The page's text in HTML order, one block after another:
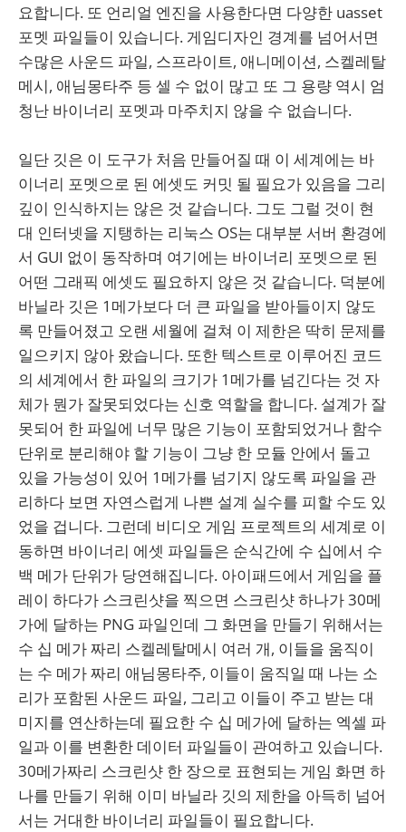
요합니다. 또 언리얼 엔진을 사용한다면 다양한 uasset
포멧 파일들이 있습니다. 게임디자인 경계를 넘어서면
수많은 사운드 파일, 스프라이트, 애니메이션, 스켈레탈
메시, 애님몽타주 등 셀 수 없이 많고 또 그 용량 역시 엄
청난 바이너리 포멧과 마주치지 않을 수 없습니다.
일단 깃은 이 도구가 처음 만들어질 때 이 세계에는 바
이너리 포멧으로 된 에셋도 커밋 될 필요가 있음을 그리
깊이 인식하지는 않은 것 같습니다. 그도 그럴 것이 현
대 인터넷을 지탱하는 리눅스 OS는 대부분 서버 환경에
서 GUI 없이 동작하며 여기에는 바이너리 포멧으로 된
어떤 그래픽 에셋도 필요하지 않은 것 같습니다. 덕분에
바닐라 깃은 1메가보다 더 큰 파일을 받아들이지 않도
록 만들어졌고 오랜 세월에 걸쳐 이 제한은 딱히 문제를
일으키지 않아 왔습니다. 또한 텍스트로 이루어진 코드
의 세계에서 한 파일의 크기가 1메가를 넘긴다는 것 자
체가 뭔가 잘못되었다는 신호 역할을 합니다. 설계가 잘
못되어 한 파일에 너무 많은 기능이 포함되었거나 함수
단위로 분리해야 할 기능이 그냥 한 모듈 안에서 돌고
있을 가능성이 있어 1메가를 넘기지 않도록 파일을 관
리하다 보면 자연스럽게 나쁜 설계 실수를 피할 수도 있
었을 겁니다. 그런데 비디오 게임 프로젝트의 세계로 이
동하면 바이너리 에셋 파일들은 순식간에 수 십에서 수
백 메가 단위가 당연해집니다. 아이패드에서 게임을 플
레이 하다가 스크린샷을 찍으면 스크린샷 하나가 30메
가에 달하는 PNG 파일인데 그 화면을 만들기 위해서는
수 십 메가 짜리 스켈레탈메시 여러 개, 이들을 움직이
는 수 메가 짜리 애님몽타주, 이들이 움직일 때 나는 소
리가 포함된 사운드 파일, 그리고 이들이 주고 받는 대
미지를 연산하는데 필요한 수 십 메가에 달하는 엑셀 파
일과 이를 변환한 데이터 파일들이 관여하고 있습니다.
30메가짜리 스크린샷 한 장으로 표현되는 게임 화면 하
나를 만들기 위해 이미 바닐라 깃의 제한을 아득히 넘어
서는 거대한 바이너리 파일들이 필요합니다.